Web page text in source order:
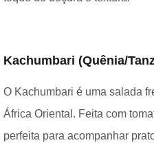
Kachumbari (Quênia/
O Kachumbari é uma salada
África Oriental. Feita com
perfeita para acompanhar